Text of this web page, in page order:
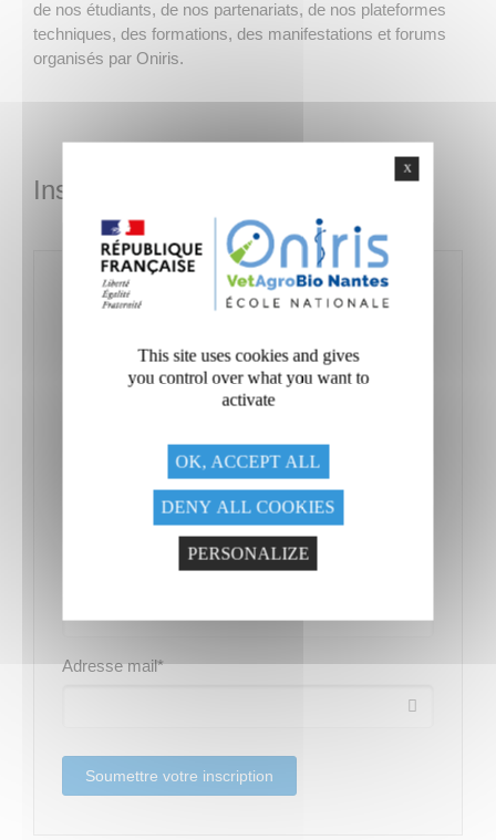
de nos étudiants, de nos partenariats, de nos plateformes
techniques, des formations, des manifestations et forums
organisés par Oniris.
Inscription Newsletter NEO
Inscrivez-vous à la newsletter Entreprises
Oniris :
*
Adresse mail*
X
This site uses cookies and gives
you control over what you want to
activate
OK, ACCEPT ALL
DENY ALL COOKIES
PERSONALIZE